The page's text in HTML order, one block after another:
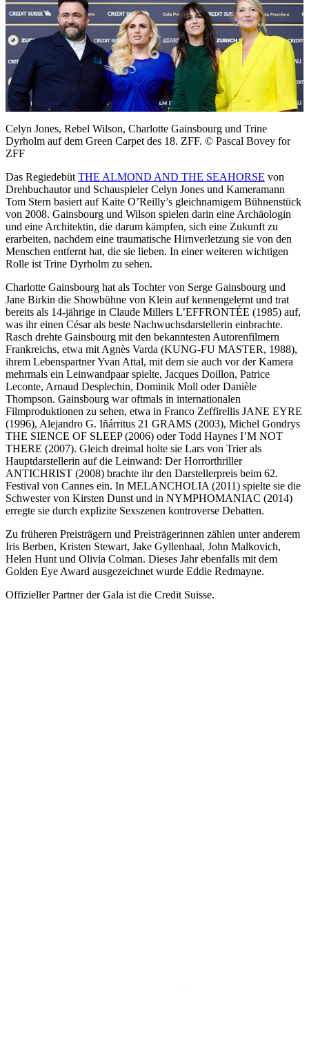
Celyn Jones, Rebel Wilson, Charlotte Gainsbourg und Trine
Dyrholm auf dem Green Carpet des 18. ZFF. © Pascal Bovey for
ZFF
Das Regiedebüt THE ALMOND AND THE SEAHORSE von
Drehbuchautor und Schauspieler Celyn Jones und Kameramann
Tom Stern basiert auf Kaite O’Reilly’s gleichnamigem Bühnenstück
von 2008. Gainsbourg und Wilson spielen darin eine Archäologin
und eine Architektin, die darum kämpfen, sich eine Zukunft zu
erarbeiten, nachdem eine traumatische Hirnverletzung sie von den
Menschen entfernt hat, die sie lieben. In einer weiteren wichtigen
Rolle ist Trine Dyrholm zu sehen.
Charlotte Gainsbourg hat als Tochter von Serge Gainsbourg und
Jane Birkin die Showbühne von Klein auf kennengelernt und trat
bereits als 14-jährige in Claude Millers L’EFFRONTÉE (1985) auf,
was ihr einen César als beste Nachwuchsdarstellerin einbrachte.
Rasch drehte Gainsbourg mit den bekanntesten Autorenfilmern
Frankreichs, etwa mit Agnès Varda (KUNG-FU MASTER, 1988),
ihrem Lebenspartner Yvan Attal, mit dem sie auch vor der Kamera
mehrmals ein Leinwandpaar spielte, Jacques Doillon, Patrice
Leconte, Arnaud Desplechin, Dominik Moll oder Danièle
Thompson. Gainsbourg war oftmals in internationalen
Filmproduktionen zu sehen, etwa in Franco Zeffirellis JANE EYRE
(1996), Alejandro G. Iñárritus 21 GRAMS (2003), Michel Gondrys
THE SIENCE OF SLEEP (2006) oder Todd Haynes I’M NOT
THERE (2007). Gleich dreimal holte sie Lars von Trier als
Hauptdarstellerin auf die Leinwand: Der Horrorthriller
ANTICHRIST (2008) brachte ihr den Darstellerpreis beim 62.
Festival von Cannes ein. In MELANCHOLIA (2011) spielte sie die
Schwester von Kirsten Dunst und in NYMPHOMANIAC (2014)
erregte sie durch explizite Sexszenen kontroverse Debatten.
Zu früheren Preisträgern und Preisträgerinnen zählen unter anderem
Iris Berben, Kristen Stewart, Jake Gyllenhaal, John Malkovich,
Helen Hunt und Olivia Colman. Dieses Jahr ebenfalls mit dem
Golden Eye Award ausgezeichnet wurde Eddie Redmayne.
Offizieller Partner der Gala ist die Credit Suisse.